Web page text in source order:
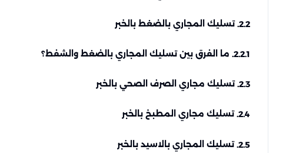
2.2. تسليك المجاري بالضغط بالخبر
2.2.1. ما الفرق بين تسليك المجاري بالضغط والشفط؟
2.3. تسليك مجاري الصرف الصحي بالخبر
2.4. تسليك مجاري المطبخ بالخبر
2.5. تسليك المجاري بالاسيد بالخبر